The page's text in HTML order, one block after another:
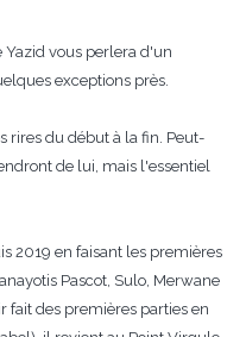
Yazid vous perlera d'un
exceptions près.
rires du début à la fin. Peut-
de lui, mais l'essentiel
2019 en faisant les premières
Pascot, Sulo, Merwane
fait des premières parties en